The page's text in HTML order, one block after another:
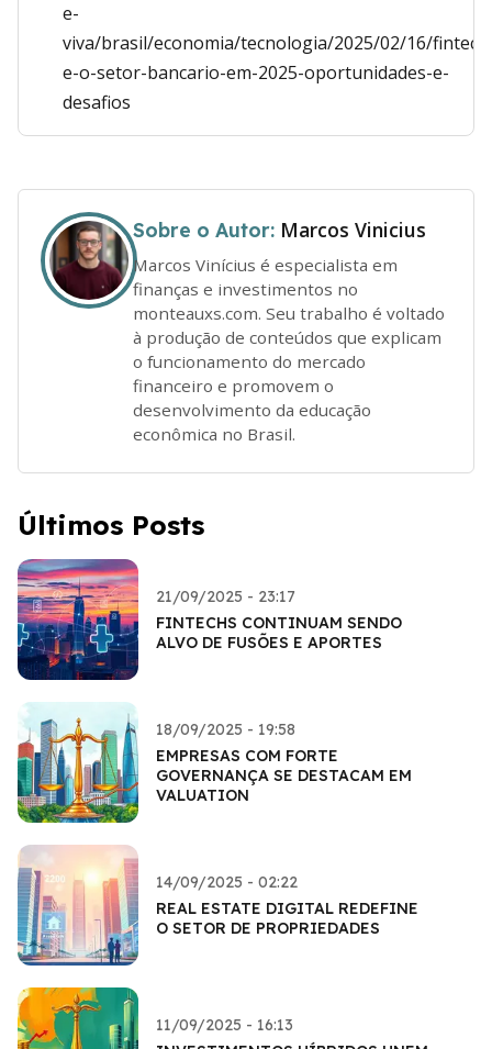
e-
viva/brasil/economia/tecnologia/2025/02/16/
e-o-setor-bancario-em-2025-oportunidades-e-
desafios
Sobre o Autor: Marcos Vinicius
Marcos Vinícius é especialista em
finanças e investimentos no
monteauxs.com. Seu trabalho é voltado
à produção de conteúdos que explicam
o funcionamento do mercado
financeiro e promovem o
desenvolvimento da educação
econômica no Brasil.
Últimos Posts
21/09/2025 - 23:17
FINTECHS CONTINUAM SENDO
ALVO DE FUSÕES E APORTES
18/09/2025 - 19:58
EMPRESAS COM FORTE
GOVERNANÇA SE DESTACAM EM
VALUATION
14/09/2025 - 02:22
REAL ESTATE DIGITAL REDEFINE
O SETOR DE PROPRIEDADES
11/09/2025 - 16:13